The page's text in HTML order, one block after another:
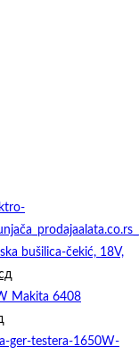
bušilica-čekić, 18V,
cena
35.690,00 рсд.
Makita 6408